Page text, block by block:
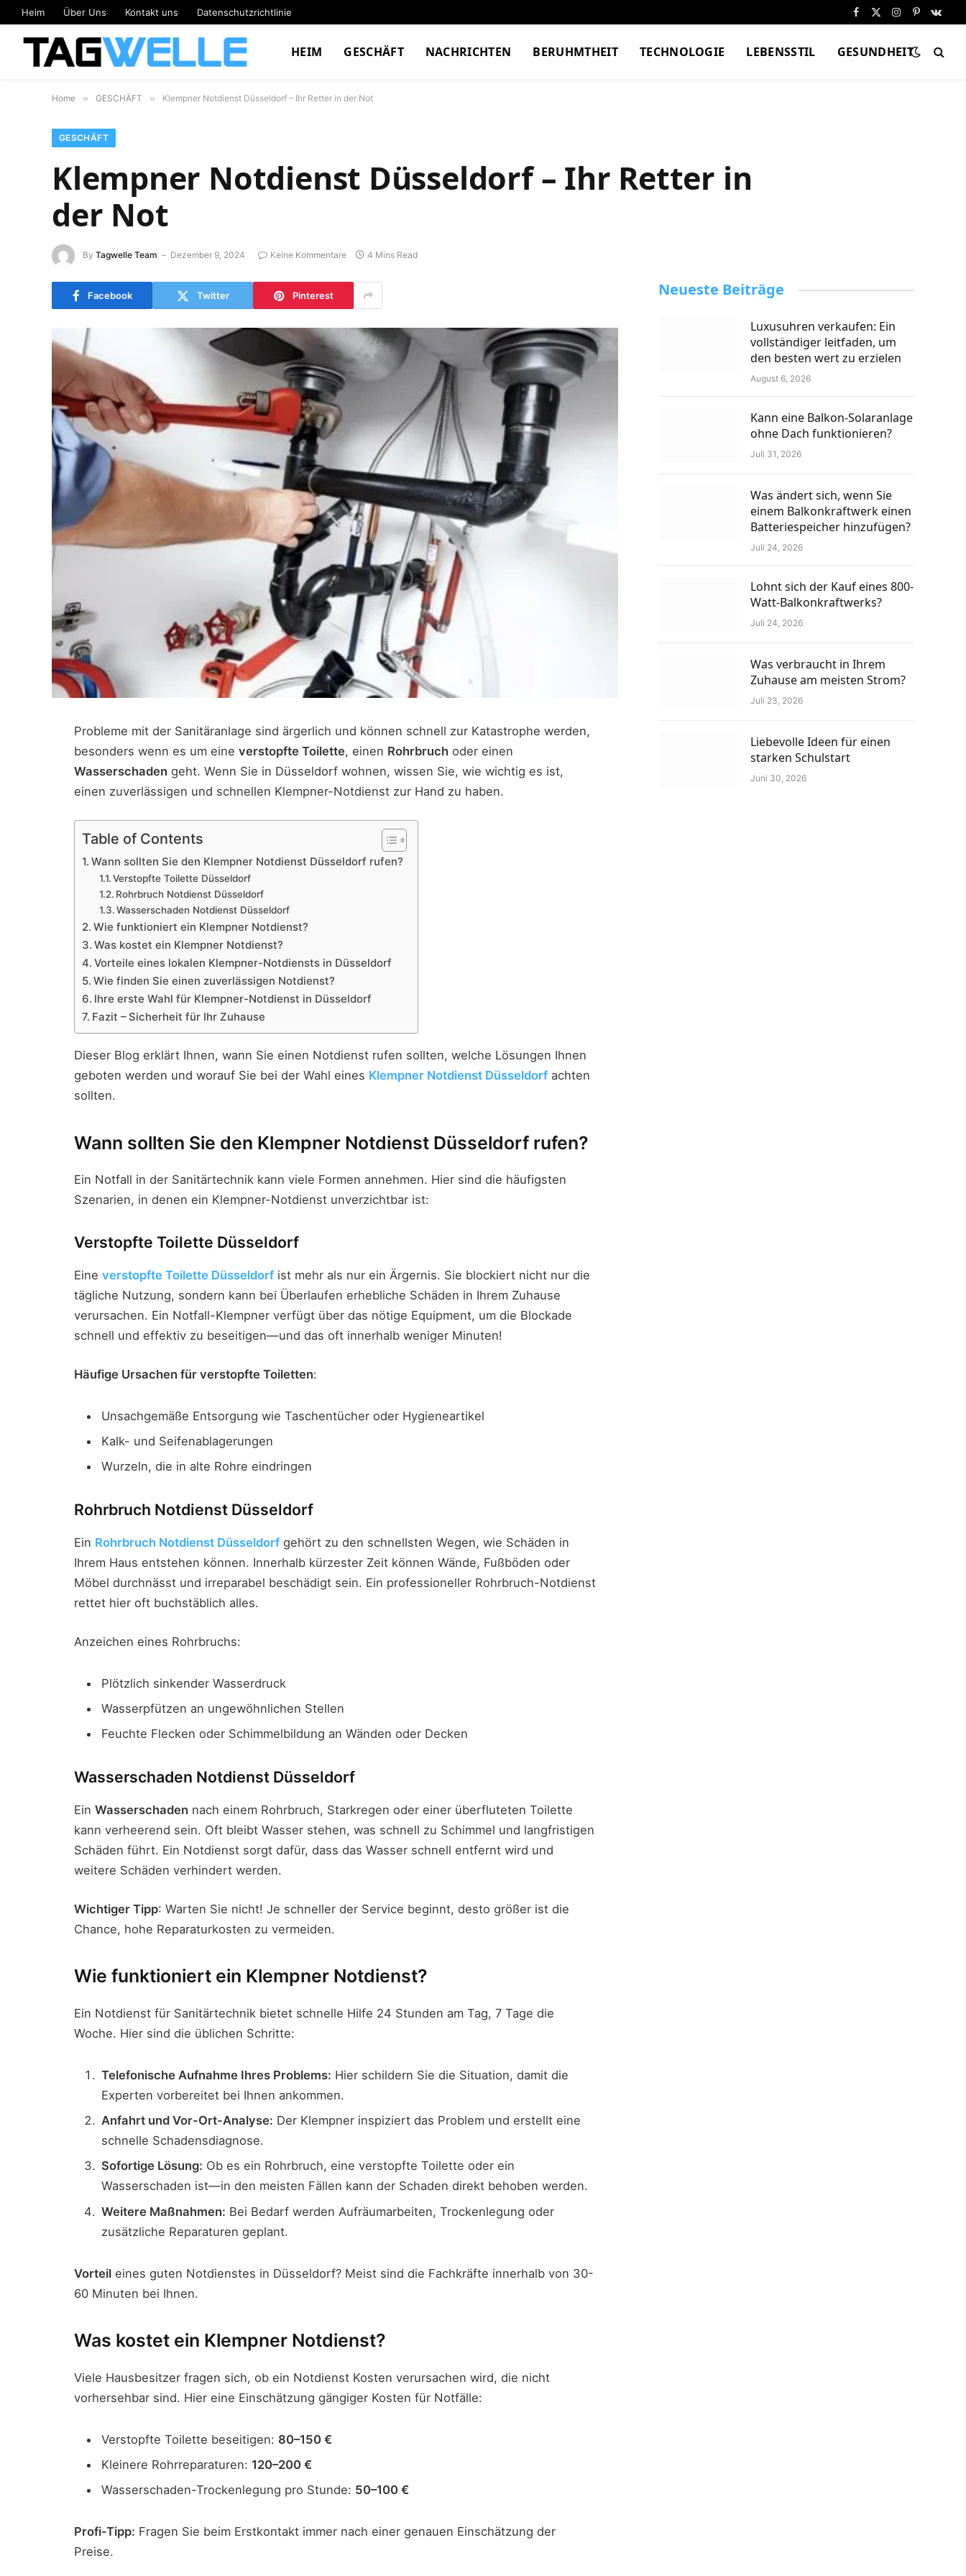
Heim Über Uns Kontakt uns Datenschutzrichtlinie
Facebook
X
Instagram
Pinterest
HEIM GESCHÄFT NACHRICHTEN BERUHMTHEIT TECHNOLOGIE LEBENSSTIL GESUNDHEIT
Home » GESCHÄFT » Klempner Notdienst Düsseldorf – Ihr Retter in der Not
GESCHÄFT
Klempner Notdienst Düsseldorf – Ihr Retter in
der Not
By Tagwelle Team Dezember 9, 2024 Keine Kommentare 4 Mins Read
Facebook Twitter Pinterest
Probleme mit der Sanitäranlage sind ärgerlich und können schnell zur Katastrophe werden,
besonders wenn es um eine verstopfte Toilette, einen Rohrbruch oder einen
Wasserschaden geht. Wenn Sie in Düsseldorf wohnen, wissen Sie, wie wichtig es ist,
einen zuverlässigen und schnellen Klempner-Notdienst zur Hand zu haben.
Table of Contents
Wann sollten Sie den Klempner Notdienst Düsseldorf rufen?
Verstopfte Toilette Düsseldorf
Rohrbruch Notdienst Düsseldorf
Wasserschaden Notdienst Düsseldorf
Wie funktioniert ein Klempner Notdienst?
Was kostet ein Klempner Notdienst?
Vorteile eines lokalen Klempner-Notdiensts in Düsseldorf
Wie finden Sie einen zuverlässigen Notdienst?
Ihre erste Wahl für Klempner-Notdienst in Düsseldorf
Fazit – Sicherheit für Ihr Zuhause
Dieser Blog erklärt Ihnen, wann Sie einen Notdienst rufen sollten, welche Lösungen Ihnen
geboten werden und worauf Sie bei der Wahl eines Klempner Notdienst Düsseldorf achten
sollten.
Wann sollten Sie den Klempner Notdienst Düsseldorf rufen?
Ein Notfall in der Sanitärtechnik kann viele Formen annehmen. Hier sind die häufigsten
Szenarien, in denen ein Klempner-Notdienst unverzichtbar ist:
Verstopfte Toilette Düsseldorf
Eine verstopfte Toilette Düsseldorf ist mehr als nur ein Ärgernis. Sie blockiert nicht nur die
tägliche Nutzung, sondern kann bei Überlaufen erhebliche Schäden in Ihrem Zuhause
verursachen. Ein Notfall-Klempner verfügt über das nötige Equipment, um die Blockade
schnell und effektiv zu beseitigen—und das oft innerhalb weniger Minuten!
Häufige Ursachen für verstopfte Toiletten:
Unsachgemäße Entsorgung wie Taschentücher oder Hygieneartikel
Kalk- und Seifenablagerungen
Wurzeln, die in alte Rohre eindringen
Rohrbruch Notdienst Düsseldorf
Ein Rohrbruch Notdienst Düsseldorf gehört zu den schnellsten Wegen, wie Schäden in
Ihrem Haus entstehen können. Innerhalb kürzester Zeit können Wände, Fußböden oder
Möbel durchnässt und irreparabel beschädigt sein. Ein professioneller Rohrbruch-Notdienst
rettet hier oft buchstäblich alles.
Anzeichen eines Rohrbruchs:
Plötzlich sinkender Wasserdruck
Wasserpfützen an ungewöhnlichen Stellen
Feuchte Flecken oder Schimmelbildung an Wänden oder Decken
Wasserschaden Notdienst Düsseldorf
Ein Wasserschaden nach einem Rohrbruch, Starkregen oder einer überfluteten Toilette
kann verheerend sein. Oft bleibt Wasser stehen, was schnell zu Schimmel und langfristigen
Schäden führt. Ein Notdienst sorgt dafür, dass das Wasser schnell entfernt wird und
weitere Schäden verhindert werden.
Wichtiger Tipp: Warten Sie nicht! Je schneller der Service beginnt, desto größer ist die
Chance, hohe Reparaturkosten zu vermeiden.
Wie funktioniert ein Klempner Notdienst?
Ein Notdienst für Sanitärtechnik bietet schnelle Hilfe 24 Stunden am Tag, 7 Tage die
Woche. Hier sind die üblichen Schritte:
Telefonische Aufnahme Ihres Problems: Hier schildern Sie die Situation, damit die
Experten vorbereitet bei Ihnen ankommen.
Anfahrt und Vor-Ort-Analyse: Der Klempner inspiziert das Problem und erstellt eine
schnelle Schadensdiagnose.
Sofortige Lösung: Ob es ein Rohrbruch, eine verstopfte Toilette oder ein
Wasserschaden ist—in den meisten Fällen kann der Schaden direkt behoben werden.
Weitere Maßnahmen: Bei Bedarf werden Aufräumarbeiten, Trockenlegung oder
zusätzliche Reparaturen geplant.
Vorteil eines guten Notdienstes in Düsseldorf? Meist sind die Fachkräfte innerhalb von 30-
60 Minuten bei Ihnen.
Was kostet ein Klempner Notdienst?
Viele Hausbesitzer fragen sich, ob ein Notdienst Kosten verursachen wird, die nicht
vorhersehbar sind. Hier eine Einschätzung gängiger Kosten für Notfälle:
Verstopfte Toilette beseitigen: 80–150 €
Kleinere Rohrreparaturen: 120–200 €
Wasserschaden-Trockenlegung pro Stunde: 50–100 €
Profi-Tipp: Fragen Sie beim Erstkontakt immer nach einer genauen Einschätzung der
Preise.
Neueste Beiträge
Luxusuhren verkaufen: Ein
vollständiger leitfaden, um
den besten wert zu erzielen
August 6, 2026
Kann eine Balkon-Solaranlage
ohne Dach funktionieren?
Juli 31, 2026
Was ändert sich, wenn Sie
einem Balkonkraftwerk einen
Batteriespeicher hinzufügen?
Juli 24, 2026
Lohnt sich der Kauf eines 800-
Watt-Balkonkraftwerks?
Juli 24, 2026
Was verbraucht in Ihrem
Zuhause am meisten Strom?
Juli 23, 2026
Liebevolle Ideen für einen
starken Schulstart
Juni 30, 2026